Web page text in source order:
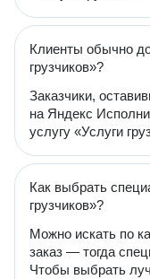
Клиенты обычно
грузчиков»?
Заказчики,
на Яндекс
услугу «Услуги
Как выбрать
грузчиков»?
Можно искать по
заказ — тогда
Чтобы выбрать